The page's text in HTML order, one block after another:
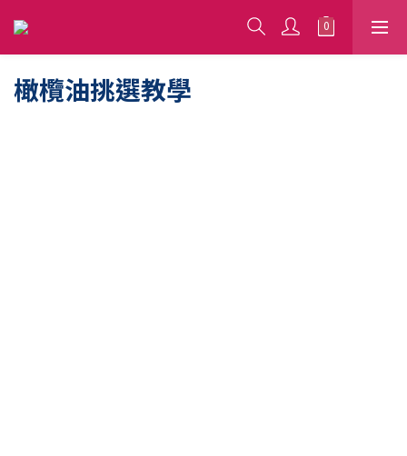
橄欖油挑選教學